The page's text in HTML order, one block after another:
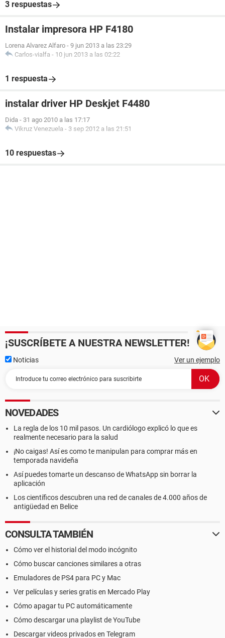
3 respuestas
Instalar impresora HP F4180
Lorena Alvarez Alfaro - 9 jun 2013 a las 23:29
Carlos-vialfa - 10 jun 2013 a las 02:22
1 respuesta
instalar driver HP Deskjet F4480
Dida - 31 ago 2010 a las 17:17
Vikruz Venezuela - 3 sep 2012 a las 21:51
10 respuestas
¡SUSCRÍBETE A NUESTRA NEWSLETTER!
Noticias Ver un ejemplo
NOVEDADES
La regla de los 10 mil pasos. Un cardiólogo explicó lo que es
realmente necesario para la salud
¡No caigas! Así es como te manipulan para comprar más en
temporada navideña
Así puedes tomarte un descanso de WhatsApp sin borrar la
aplicación
Los científicos descubren una red de canales de 4.000 años de
antigüedad en Belice
CONSULTA TAMBIÉN
Cómo ver el historial del modo incógnito
Cómo buscar canciones similares a otras
Emuladores de PS4 para PC y Mac
Ver películas y series gratis en Mercado Play
Cómo apagar tu PC automáticamente
Cómo descargar una playlist de YouTube
Descargar videos privados en Telegram